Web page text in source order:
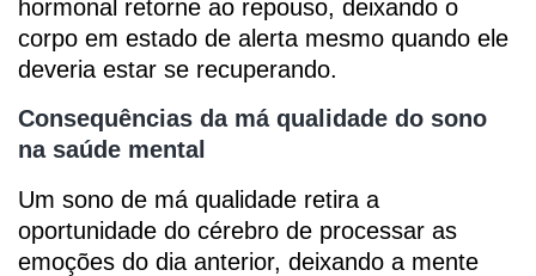
hormonal retorne ao repouso, deixando o
corpo em estado de alerta mesmo quando ele
deveria estar se recuperando.
Consequências da má qualidade do sono
na saúde mental
Um sono de má qualidade retira a
oportunidade do cérebro de processar as
emoções do dia anterior, deixando a mente